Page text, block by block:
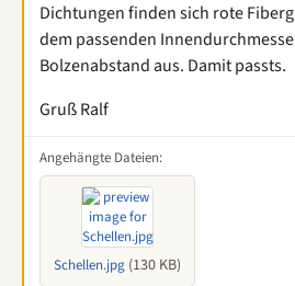
Dichtungen finden sich rote
dem passenden
Bolzenabstand aus. Damit passts.
Gruß Ralf
Angehängte Dateien:
Schellen.jpg (130 KB)